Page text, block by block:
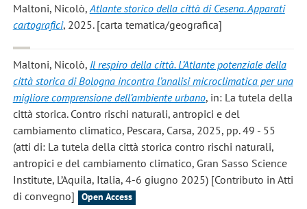
Maltoni, Nicolò, Atlante storico della città di Cesena. Apparati
cartografici, 2025. [carta tematica/geografica]
Maltoni, Nicolò, Il respiro della città. L’Atlante potenziale della
città storica di Bologna incontra l’analisi microclimatica per una
migliore comprensione dell’ambiente urbano, in: La tutela della
città storica. Contro rischi naturali, antropici e del
cambiamento climatico, Pescara, Carsa, 2025, pp. 49 - 55
(atti di: La tutela della città storica contro rischi naturali,
antropici e del cambiamento climatico, Gran Sasso Science
Institute, L’Aquila, Italia, 4-6 giugno 2025) [Contributo in Atti
di convegno]
Open Access